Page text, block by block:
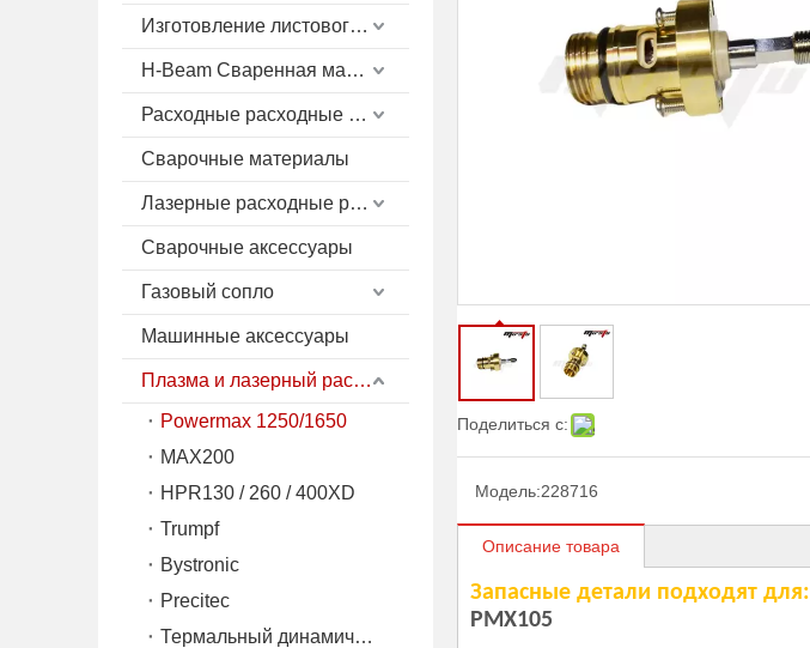
Изготовление листового металла
H-Beam Сваренная машина
Расходные расходные материалы плазмы
Сварочные материалы
Лазерные расходные расходные материалы
Сварочные аксессуары
Газовый сопло
Машинные аксессуары
Плазма и лазерный расход
Powermax 1250/1650
MAX200
HPR130 / 260 / 400XD
Trumpf
Bystronic
Precitec
Термальный динамический SL60 / SL100
Поделиться с:
Модель:228716
Описание товара
Запасные детали подходят для:
PMX105